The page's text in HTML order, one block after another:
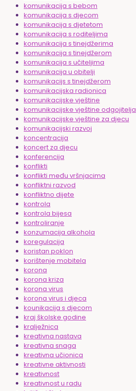
komunikacija s bebom
komunikacija s djecom
komunikacija s djetetom
komunikacija s roditeljima
komunikacija s tinejdžerima
komunikacija s tinejdžerom
komunikacija s učiteljima
komunikacija u obitelji
komunikacijs s tinejdžerom
komunikacijska radionica
komunikacijske vještine
komunikacijske vještine odgojitelja
komunikacijske vještine za djecu
komunikacijski razvoj
koncentracija
koncert za djecu
konferencija
konflikti
konflikti među vršnjacima
konfliktni razvod
konfliktno dijete
kontrola
kontrola bijesa
kontroliranje
konzumacija alkohola
koregulacija
koristan poklon
korištenje mobitela
korona
korona kriza
korona virus
korona virus i djeca
kounikacija s djecom
kraj školske godine
kralježnica
kreativna nastava
kreativna snaga
kreativna učionica
kreativne aktivnosti
kreativnost
kreativnost u radu